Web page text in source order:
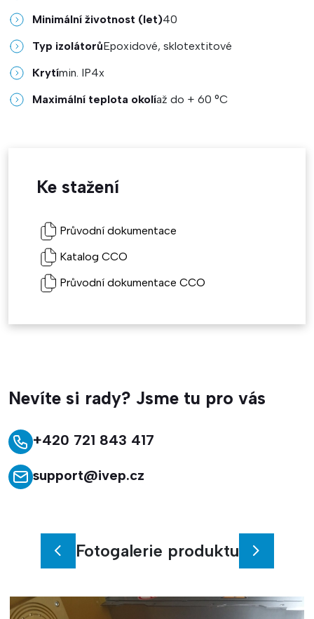
Minimální životnost (let)40
Typ izolátorůEpoxidové, sklotextitové
Krytímin. IP4x
Maximální teplota okolíaž do + 60 °C
Ke stažení
Průvodní dokumentace
Katalog CCO
Průvodní dokumentace CCO
Nevíte si rady? Jsme tu pro vás
+420 721 843 417
support@ivep.cz
Fotogalerie produktu